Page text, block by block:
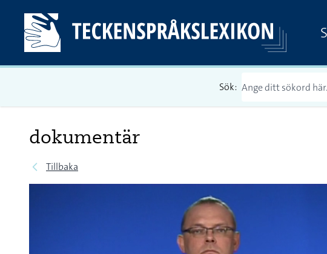
Sök:
dokumentär
Tillbaka